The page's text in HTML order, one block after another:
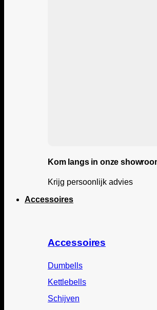
Kom langs in onze
Krijg persoonlijk advies
Accessoires
Accessoires
Dumbells
Kettlebells
Schijven